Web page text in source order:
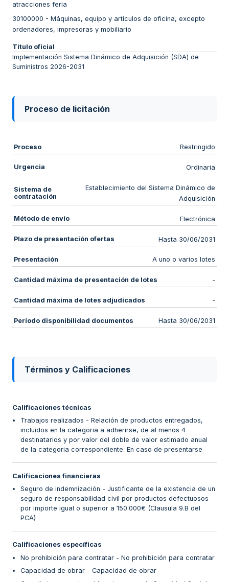
atracciones feria
30100000 - Máquinas, equipo y artículos de oficina, excepto
ordenadores, impresoras y mobiliario
Título oficial
Implementación Sistema Dinámico de Adquisición (SDA) de
Suministros 2026-2031
Proceso de licitación
Proceso Restringido
Urgencia Ordinaria
Sistema de
contratación
Establecimiento del Sistema Dinámico de
Adquisición
Método de envío Electrónica
Plazo de presentación ofertas Hasta 30/06/2031
Presentación A uno o varios lotes
Cantidad máxima de presentación de lotes -
Cantidad máxima de lotes adjudicados -
Período disponibilidad documentos Hasta 30/06/2031
Términos y Calificaciones
Calificaciones técnicas
Trabajos realizados - Relación de productos entregados,
incluidos en la categoria a adherirse, de al menos 4
destinatarios y por valor del doble de valor estimado anual
de la categoria correspondiente. En caso de presentarse
Calificaciones financieras
Seguro de indemnización - Justificante de la existencia de un
seguro de responsabilidad civil por productos defectuosos
por importe igual o superior a 150.000€ (Clausula 9.B del
PCA)
Calificaciones específicas
No prohibición para contratar - No prohibición para contratar
Capacidad de obrar - Capacidad de obrar